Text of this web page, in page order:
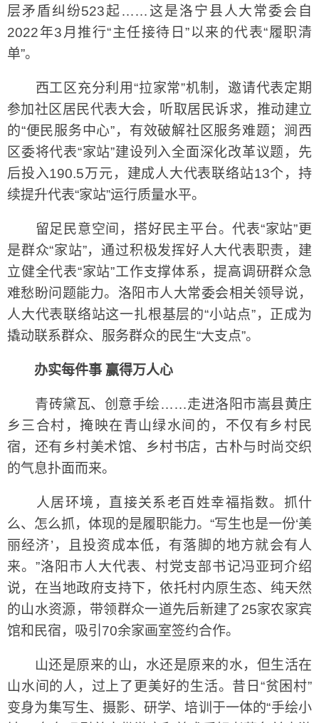
层矛盾纠纷523起……这是洛宁县人大常委会自
2022年3月推行“主任接待日”以来的代表“履职清
单”。
西工区充分利用“拉家常”机制，邀请代表定期
参加社区居民代表大会，听取居民诉求，推动建立
的“便民服务中心”，有效破解社区服务难题；涧西
区委将代表“家站”建设列入全面深化改革议题，先
后投入190.5万元，建成人大代表联络站13个，持
续提升代表“家站”运行质量水平。
留足民意空间，搭好民主平台。代表“家站”更
是群众“家站”，通过积极发挥好人大代表职责，建
立健全代表“家站”工作支撑体系，提高调研群众急
难愁盼问题能力。洛阳市人大常委会相关领导说，
人大代表联络站这一扎根基层的“小站点”，正成为
撬动联系群众、服务群众的民生“大支点”。
办实每件事 赢得万人心
青砖黛瓦、创意手绘……走进洛阳市嵩县黄庄
乡三合村，掩映在青山绿水间的，不仅有乡村民
宿，还有乡村美术馆、乡村书店，古朴与时尚交织
的气息扑面而来。
人居环境，直接关系老百姓幸福指数。抓什
么、怎么抓，体现的是履职能力。“写生也是一份‘美
丽经济’，且投资成本低，有落脚的地方就会有人
来。”洛阳市人大代表、村党支部书记冯亚珂介绍
说，在当地政府支持下，依托村内原生态、纯天然
的山水资源，带领群众一道先后新建了25家农家宾
馆和民宿，吸引70余家画室签约合作。
山还是原来的山，水还是原来的水，但生活在
山水间的人，过上了更美好的生活。昔日“贫困村”
变身为集写生、摄影、研学、培训于一体的“手绘小